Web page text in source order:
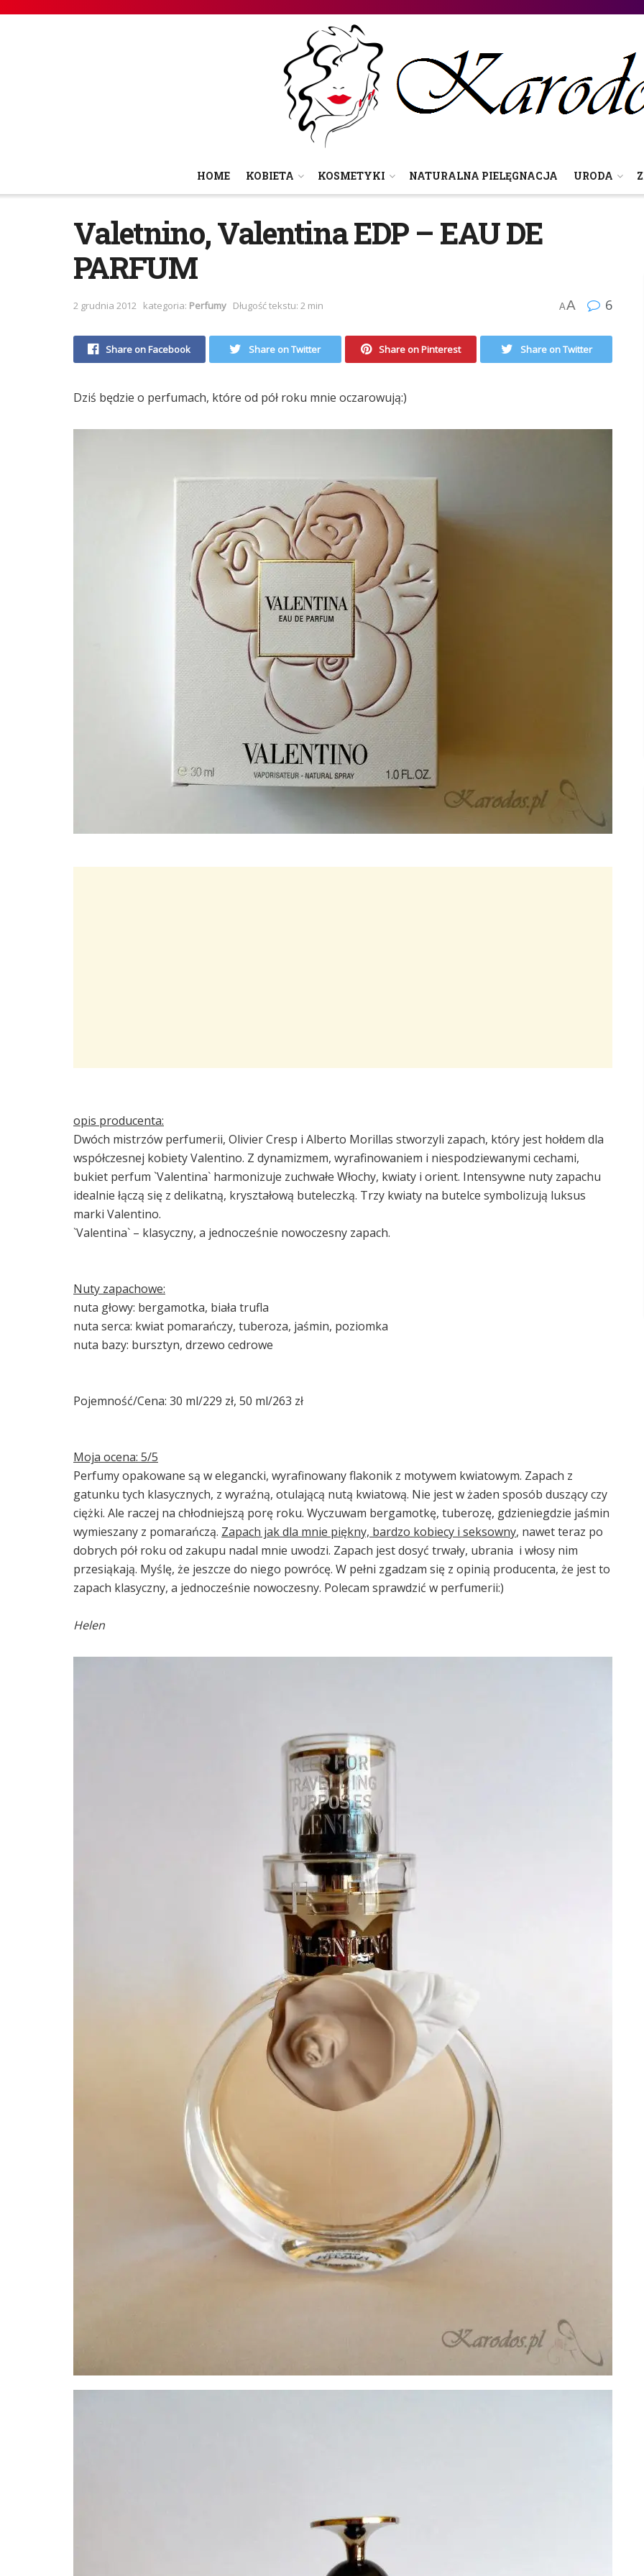
HOME KOBIETA KOSMETYKI NATURALNA PIELĘGNACJA URODA
Valetnino, Valentina EDP – EAU DE
PARFUM
2 grudnia 2012 kategoria: Perfumy Długość tekstu: 2 min AA 6
Share on Facebook Share on Twitter Share on Pinterest Share on Twitter
Dziś będzie o perfumach, które od pół roku mnie oczarowują:)
opis producenta:
Dwóch mistrzów perfumerii, Olivier Cresp i Alberto Morillas stworzyli zapach, który jest hołdem dla
współczesnej kobiety Valentino. Z dynamizmem, wyrafinowaniem i niespodziewanymi cechami,
bukiet perfum `Valentina` harmonizuje zuchwałe Włochy, kwiaty i orient. Intensywne nuty zapachu
idealnie łączą się z delikatną, kryształową buteleczką. Trzy kwiaty na butelce symbolizują luksus
marki Valentino.
`Valentina` – klasyczny, a jednocześnie nowoczesny zapach.
Nuty zapachowe:
nuta głowy: bergamotka, biała trufla
nuta serca: kwiat pomarańczy, tuberoza, jaśmin, poziomka
nuta bazy: bursztyn, drzewo cedrowe
Pojemność/Cena: 30 ml/229 zł, 50 ml/263 zł
Moja ocena: 5/5
Perfumy opakowane są w elegancki, wyrafinowany flakonik z motywem kwiatowym. Zapach z
gatunku tych klasycznych, z wyraźną, otulającą nutą kwiatową. Nie jest w żaden sposób duszący czy
ciężki. Ale raczej na chłodniejszą porę roku. Wyczuwam bergamotkę, tuberozę, gdzieniegdzie jaśmin
wymieszany z pomarańczą. Zapach jak dla mnie piękny, bardzo kobiecy i seksowny, nawet teraz po
dobrych pół roku od zakupu nadal mnie uwodzi. Zapach jest dosyć trwały, ubrania i włosy nim
przesiąkają. Myślę, że jeszcze do niego powrócę. W pełni zgadzam się z opinią producenta, że jest to
zapach klasyczny, a jednocześnie nowoczesny. Polecam sprawdzić w perfumerii:)
Helen